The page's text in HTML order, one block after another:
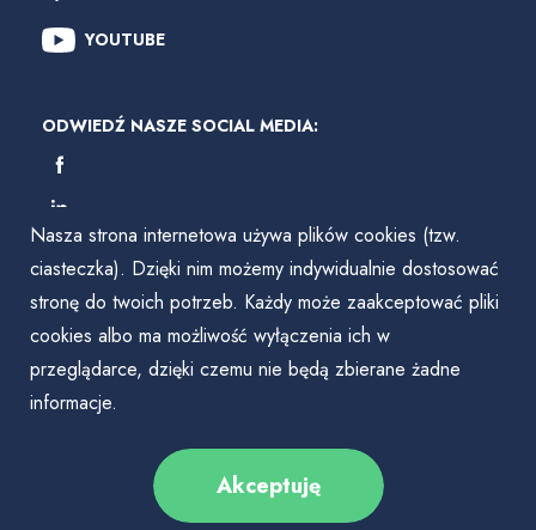
Nasza strona internetowa używa plików cookies (tzw.
ciasteczka). Dzięki nim możemy indywidualnie dostosować
stronę do twoich potrzeb. Każdy może zaakceptować pliki
cookies albo ma możliwość wyłączenia ich w
przeglądarce, dzięki czemu nie będą zbierane żadne
informacje.
Akceptuję
YOUTUBE
ODWIEDŹ NASZE SOCIAL MEDIA: